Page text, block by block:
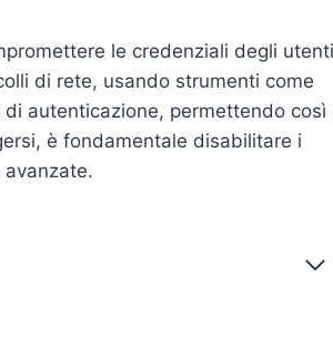
le credenziali degli utenti
di rete, usando strumenti come
autenticazione, permettendo così
è fondamentale disabilitare i
avanzate.